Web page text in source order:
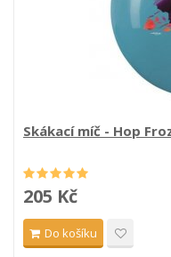
Skákací míč - Hop
205 Kč
Do košíku